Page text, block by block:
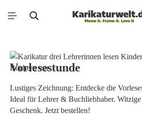
Zum Hauptinhalt springen
Bildergalerie überspringen
Vorlesestunde
Lustiges Zeichnung: Entdecke die
Ideal für Lehrer & Buchliebhaber.
Geschenk. Jetzt bestellen!